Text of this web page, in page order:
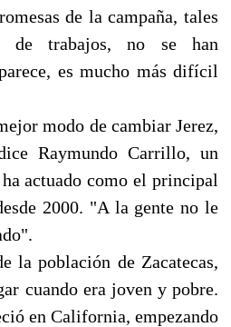
de la campaña, tales
de trabajos, no se han
es mucho más difícil
modo de cambiar Jerez,
Raymundo Carrillo, un
actuado como el principal
2000. "A la gente no le
la población de Zacatecas,
cuando era joven y pobre.
en California, empezando